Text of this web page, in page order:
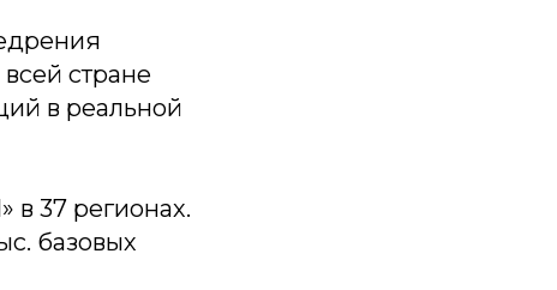
стране
в реальной
в 37 регионах.
базовых